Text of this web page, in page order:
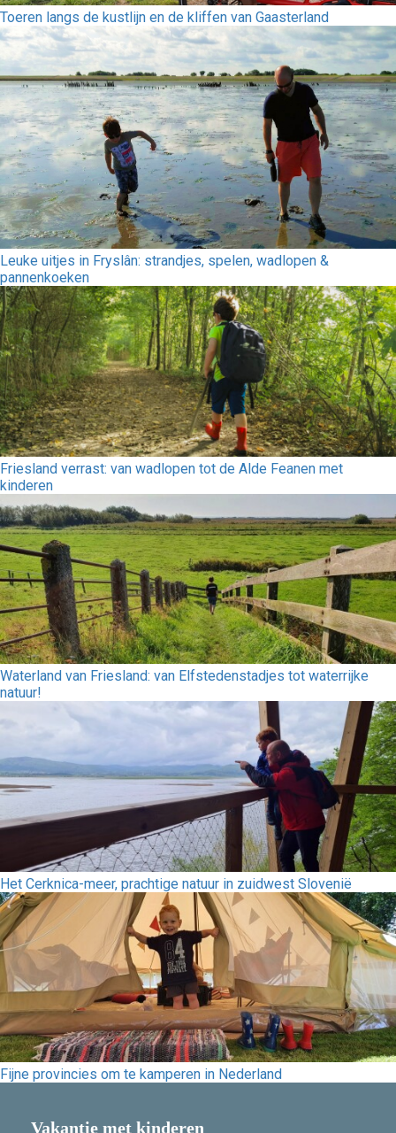
Toeren langs de kustlijn en de kliffen van Gaasterland
Leuke uitjes in Fryslân: strandjes, spelen, wadlopen &
pannenkoeken
Friesland verrast: van wadlopen tot de Alde Feanen met
kinderen
Waterland van Friesland: van Elfstedenstadjes tot waterrijke
natuur!
Het Cerknica-meer, prachtige natuur in zuidwest Slovenië
Fijne provincies om te kamperen in Nederland
Vakantie met kinderen